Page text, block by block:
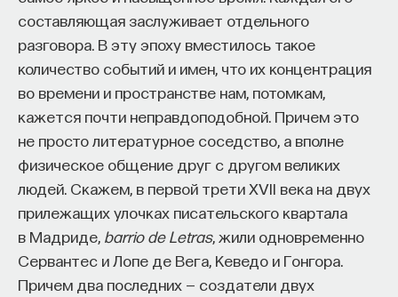
составляющая заслуживает отдельного
разговора. В эту эпоху вместилось такое
количество событий и имен, что их концентрация
во времени и пространстве нам, потомкам,
кажется почти неправдоподобной. Причем это
не просто литературное соседство, а вполне
физическое общение друг с другом великих
людей. Скажем, в первой трети XVII века на двух
прилежащих улочках писательского квартала
в Мадриде, barrio de Letras, жили одновременно
Сервантес и Лопе де Вега, Кеведо и Гонгора.
Причем два последних — создатели двух